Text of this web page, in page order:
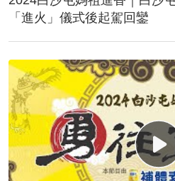
「進火」儀式後起駕回鑾